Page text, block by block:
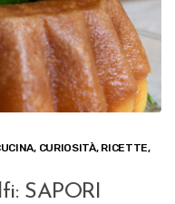
, CURIOSITÀ, RICETTE,
SAPORI